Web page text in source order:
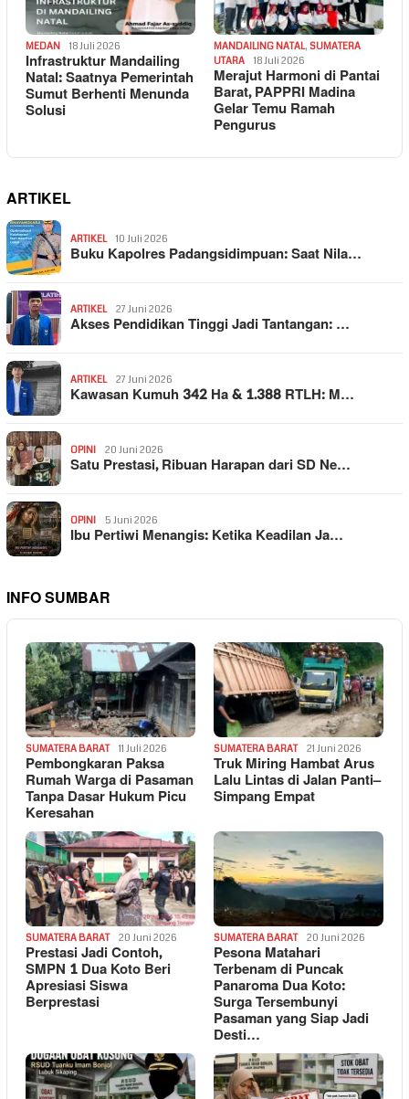
MEDAN 18 Juli 2026
Infrastruktur Mandailing
Natal: Saatnya Pemerintah
Sumut Berhenti Menunda
Solusi
MANDAILING NATAL, SUMATERA
UTARA
18 Juli 2026
Merajut Harmoni di Pantai
Barat, PAPPRI Madina
Gelar Temu Ramah
Pengurus
ARTIKEL
ARTIKEL 10 Juli 2026
Buku Kapolres Padangsidimpuan: Saat Nila…
ARTIKEL 27 Juni 2026
Akses Pendidikan Tinggi Jadi Tantangan: …
ARTIKEL 27 Juni 2026
Kawasan Kumuh 342 Ha & 1.388 RTLH: M…
OPINI 20 Juni 2026
Satu Prestasi, Ribuan Harapan dari SD Ne…
OPINI 5 Juni 2026
Ibu Pertiwi Menangis: Ketika Keadilan Ja…
INFO SUMBAR
SUMATERA BARAT 11 Juli 2026
Pembongkaran Paksa
Rumah Warga di Pasaman
Tanpa Dasar Hukum Picu
Keresahan
SUMATERA BARAT 21 Juni 2026
Truk Miring Hambat Arus
Lalu Lintas di Jalan Panti–
Simpang Empat
SUMATERA BARAT 20 Juni 2026
Prestasi Jadi Contoh,
SMPN 1 Dua Koto Beri
Apresiasi Siswa
Berprestasi
SUMATERA BARAT 20 Juni 2026
Pesona Matahari
Terbenam di Puncak
Panaroma Dua Koto:
Surga Tersembunyi
Pasaman yang Siap Jadi
Desti…